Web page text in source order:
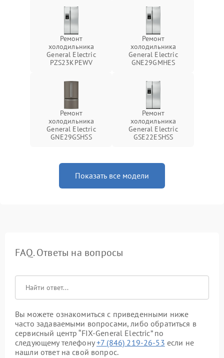
Ремонт
холодильника
General Electric
PZS23KPEWV
Ремонт
холодильника
General Electric
GNE29GMHES
Ремонт
холодильника
General Electric
GNE29GSHSS
Ремонт
холодильника
General Electric
GSE22ESHSS
Показать все модели
FAQ. Ответы на вопросы
Вы можете ознакомиться с приведенными ниже
часто задаваемыми вопросами, либо обратиться в
сервисный центр “FIX-General Electric” по
следующему телефону+7 (846) 219-26-53 если не
нашли ответ на свой вопрос.